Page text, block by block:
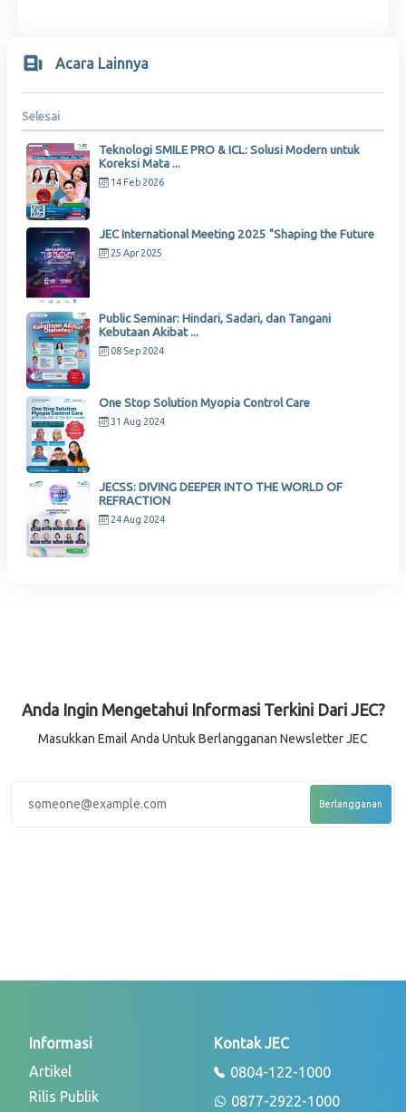
Acara Lainnya
Selesai
Teknologi SMILE PRO & ICL: Solusi Modern untuk
Koreksi Mata ...
14 Feb 2026
JEC International Meeting 2025 "Shaping the Future
25 Apr 2025
Public Seminar: Hindari, Sadari, dan Tangani
Kebutaan Akibat ...
08 Sep 2024
One Stop Solution Myopia Control Care
31 Aug 2024
JECSS: DIVING DEEPER INTO THE WORLD OF
REFRACTION
24 Aug 2024
Anda Ingin Mengetahui Informasi Terkini Dari JEC?
Masukkan Email Anda Untuk Berlangganan Newsletter JEC
Informasi
Artikel
Rilis Publik
Kontak JEC
0804-122-1000
0877-2922-1000